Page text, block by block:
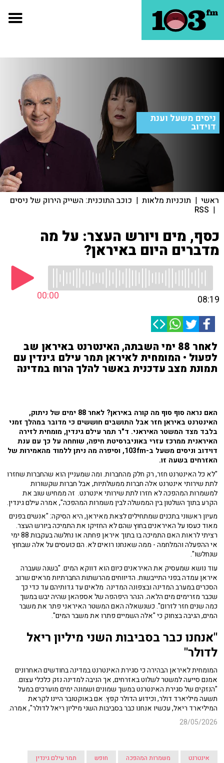
ניסים משעל וענת
דוידוב
ראשי | תוכניות מלאות | כוכב התוכנית: השייק הירוק של ניסים
|
RSS
כסף, מים ויורש העצר: על מה
מדברים היום באיראן?
00:00 08:19
לאחר 88 ימי השבתה, האינטרנט באיראן שב
לפעול • המומחית לאיראן תמר עילם גינדין עם
תמונת מצב עדכנית באשר להלך הרוח במדינה
האם נראה סוף סוף מה קורה באיראן? לאחר 88 ימים של ניתוק,
האינטרנט באיראן חזר אבל התושבים חוששים כי מדובר במהלך זמני
בלבד מצד המשטר האיראני. ד"ר תמר עילם גינדין, מומחית לזירה
האיראנית ממרכז עזרי באוניברסיטת חיפה, שוחחה על כך עם ענת
דוידוב וניסים משעל ב-103fm, וסיפרה מה ניתן ללמוד מהאמירות של
האזרחים בשעה זו.
"לא כל האינטרנט חזר, רק חלק מהחברות. ומה שמעניין הוא שהחברות שחזרו
לתת שירותי אינטרנט אלה חברות ממשלתיות, אבל חברות שקשורות
למשמרות המהפכה לא חזרו לתת שירותי אינטרנט. זה ממחיש שוב את
הקרע בתוך השלטון בין הממשלה לבין משמרות המהפכה", אמרה עילם גינדין.
מעיון ראשוני בתכנים שמתחילים לצאת מאיראן, היא הסיקה: "אנשים בפנים
מאוד כעסו על האיראנים בחוץ שהם לא החזיקו את התמיכה ביורש העצר.
רציתי לראות האם התמיכה בו בתוך איראן פחתה או נחלשה בעקבות 88 ימי
אי ההפעלה והמלחמה - ממה שאנחנו רואים לא. הם כועסים על אלה שבחוץ
שנחלשו".
עוד נושא שמעסיק את האיראנים כיום הוא דווקא המים. "בשנה שעברה
איראן עמדה בפני התייבשות. הדיווחים מהרשתות החברתיות מראים שרוב
הסכרים במערב המדינה ובצפונה המדינה מלאים עד גדותיהם עד כדי כך
שכבר מזרימים מים הלאה. הנהר היפהפה של אספהאן שהיה יבש במשך
כמה שנים חזר לזרום". כשנשאלה האם המשטר האיראני פתר את משבר
המים, הגיבה בצחוק כי "אלה השמיים פתרו את משבר המים".
"אנחנו כבר בסביבות השני מיליון ריאל
לדולר"
המומחית לאיראן הבהירה כי סגירת האינטרנט במדינה בחודשים האחרונים
אמנם סייעה למשטר לשלוט באזרחים, אך הניבה למדינה נזק כלכלי עצום.
"הנזקים של סגירת האינטרנט במשך שמונים ושמונה ימים מוערכים במעל
תשעה מיליארד דולר, וכידוע הדולר קפץ. אם באוקטובר היינו לקראת
המיליארד ריאל, עכשיו אנחנו כבר בסביבות השני מיליון ריאל לדולר", אמרה.
28/05/2026
אינטרנט משמרות המהפכה חופש תמר עילם גינדין